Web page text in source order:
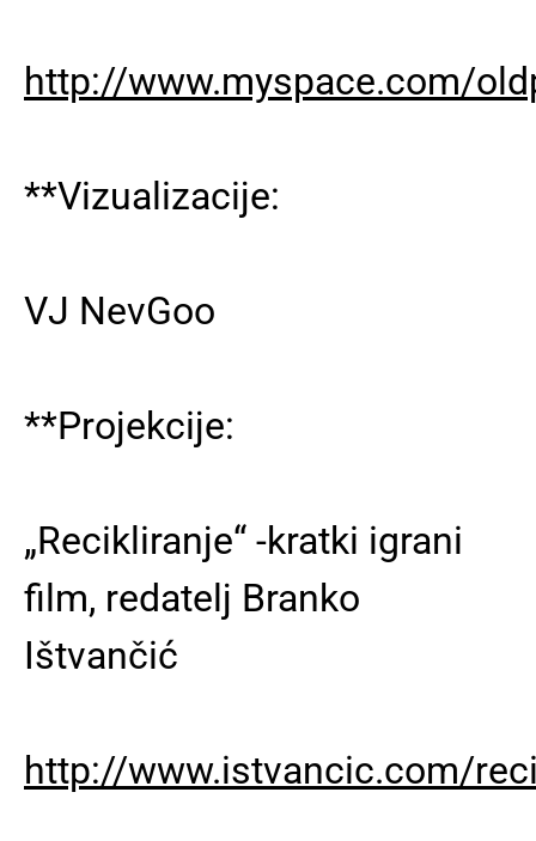
http://www.myspace.com/
**Vizualizacije:
VJ NevGoo
**Projekcije:
„Recikliranje“ -kratki igrani
film, redatelj Branko
Ištvančić
http://www.istvancic.com/